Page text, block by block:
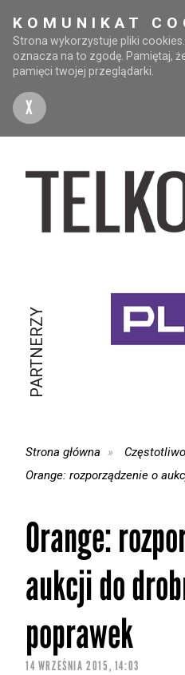
KOMUNIKAT
Strona wykorzystuje pliki
oznacza na to zgodę. Pamiętaj,
pamięci twojej przeglądarki.
X
PARTNERZY
Strona główna
Orange: rozporządzenie o
Orange:
aukcji do
poprawek
14 WRZEŚNIA 2015, 14:03